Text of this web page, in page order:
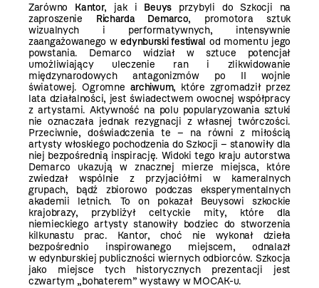
Zarówno Kantor, jak i Beuysprzybyli do Szkocji na
zaproszenie Richarda Demarco, promotora sztuk
wizualnych i performatywnych, intensywnie
zaangażowanego wedynburski festiwal od momentu jego
powstania. Demarco widział w sztuce potencjał
umożliwiający uleczenie ran i zlikwidowanie
międzynarodowych antagonizmów po II wojnie
światowej. Ogromne archiwum, które zgromadził przez
lata działalności, jest świadectwem owocnej współpracy
z artystami. Aktywność na polu popularyzowania sztuki
nie oznaczała jednak rezygnacji z własnej twórczości.
Przeciwnie, doświadczenia te – na równi z miłością
artysty włoskiego pochodzenia do Szkocji – stanowiły dla
niej bezpośrednią inspirację. Widoki tego kraju autorstwa
Demarco ukazują w znacznej mierze miejsca, które
zwiedzał wspólnie z przyjaciółmi w kameralnych
grupach, bądź zbiorowo podczas eksperymentalnych
akademii letnich. To on pokazał Beuysowi szkockie
krajobrazy, przybliżył celtyckie mity, które dla
niemieckiego artysty stanowiły bodziec do stworzenia
kilkunastu prac. Kantor, choć nie wykonał dzieła
bezpośrednio inspirowanego miejscem, odnalazł
w edynburskiej publiczności wiernych odbiorców. Szkocja
jako miejsce tych historycznych prezentacji jest
czwartym „bohaterem” wystawy w MOCAK-u.